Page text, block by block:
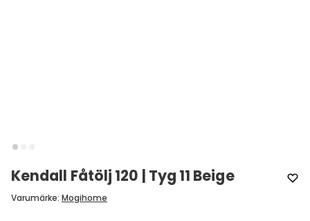
Kendall Fåtölj 120 | Tyg 11 Beige
Varumärke: Mogihome